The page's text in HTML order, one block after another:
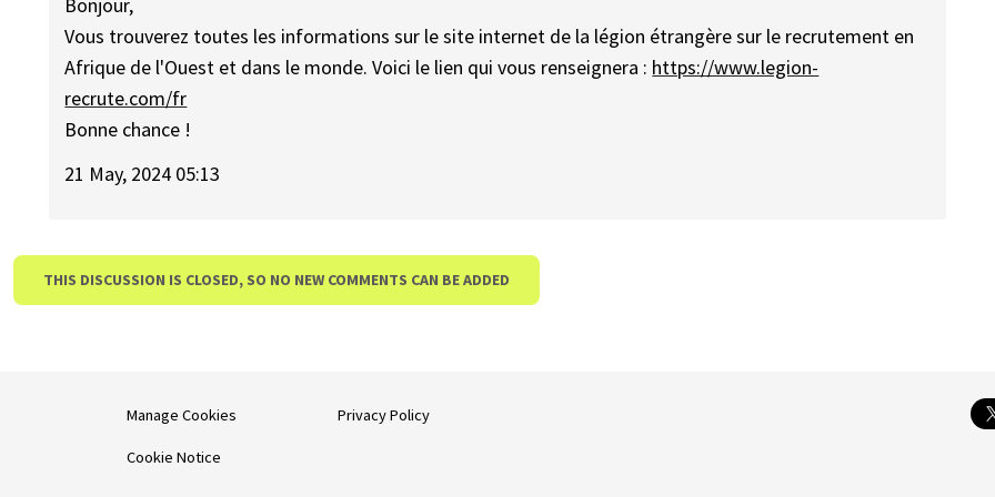
Vous trouverez toutes les informations sur le site internet de la légion étrangère sur le recrutement en
Afrique de l'Ouest et dans le monde. Voici le lien qui vous renseignera : https://www.legion-
recrute.com/fr
Bonne chance !
21 May, 2024 05:13
THIS DISCUSSION IS CLOSED, SO NO NEW COMMENTS CAN BE ADDED
Manage Cookies
Cookie Notice
Privacy Policy